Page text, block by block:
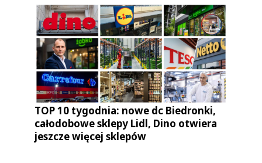
TOP 10 tygodnia: nowe dc Biedronki,
całodobowe sklepy Lidl, Dino otwiera
jeszcze więcej sklepów